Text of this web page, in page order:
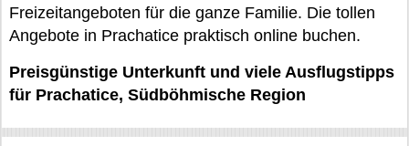
Freizeitangeboten für die ganze Familie. Die tollen
Angebote in Prachatice praktisch online buchen.
Preisgünstige Unterkunft und viele Ausflugstipps
für Prachatice, Südböhmische Region